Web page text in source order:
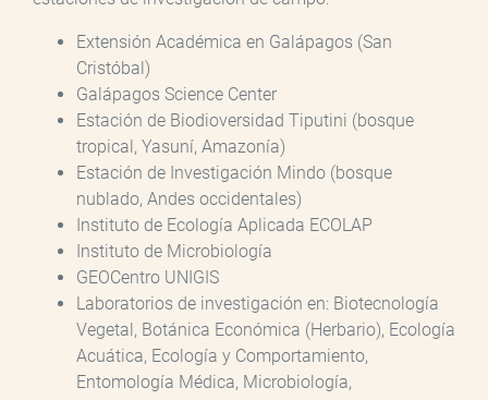
Extensión Académica en Galápagos (San
Cristóbal)
Galápagos Science Center
Estación de Biodioversidad Tiputini (bosque
tropical, Yasuní, Amazonía)
Estación de Investigación Mindo (bosque
nublado, Andes occidentales)
Instituto de Ecología Aplicada ECOLAP
Instituto de Microbiología
GEOCentro UNIGIS
Laboratorios de investigación en: Biotecnología
Vegetal, Botánica Económica (Herbario), Ecología
Acuática, Ecología y Comportamiento,
Entomología Médica, Microbiología,